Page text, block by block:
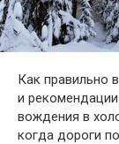
Как правильно
и
вождения в
когда дороги